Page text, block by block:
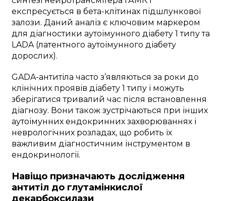
експресується в бета-клітинах підшлункової
залози. Даний аналіз є ключовим маркером
для діагностики аутоімунного діабету 1 типу та
LADA (латентного аутоімунного діабету
дорослих).
GADA-антитіла часто з’являються за роки до
клінічних проявів діабету 1 типу і можуть
зберігатися тривалий час після встановлення
діагнозу. Вони також зустрічаються при інших
аутоімунних ендокринних захворюваннях і
неврологічних розладах, що робить їх
важливим діагностичним інструментом в
ендокринології.
Навіщо призначають дослідження
антитіл до глутамінкислої
декарбоксилази